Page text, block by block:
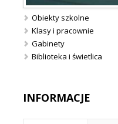
Obiekty szkolne
Klasy i pracownie
Gabinety
Biblioteka i świetlica
INFORMACJE